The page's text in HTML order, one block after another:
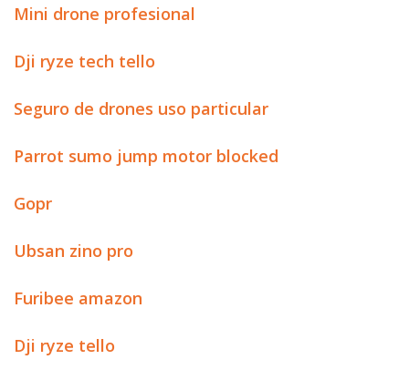
Mini drone profesional
Dji ryze tech tello
Seguro de drones uso particular
Parrot sumo jump motor blocked
Gopr
Ubsan zino pro
Furibee amazon
Dji ryze tello